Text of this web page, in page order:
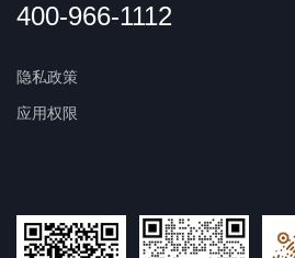
400-966-1112
隐私政策
应用权限